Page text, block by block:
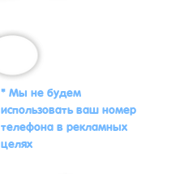
* Мы не будем
использовать ваш номер
телефона в рекламных
целях